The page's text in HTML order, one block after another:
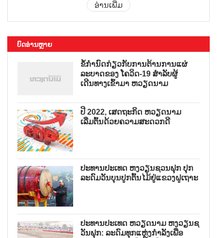
ອ່ານເພີ່ມ
ບົດອ່ານຫຼາຍ
ຂໍ້ກຳນົດກ່ຽວກັບການຕ້ານການແຜ່
ລະບາດຂອງ ໂຄວິດ-19 ສຳລັບຜູ້
ເດີນທາງເຂົ້າມາ ຫວຽດນາມ
ປີ 2022, ເສດຖະກິດ ຫວຽດນາມ
ເລີ່ມຕົ້ນດ້ວຍຄວາມສະດວກດີ
ປະທານປະເທດ ຫງວຽນຊວນຟຸກ ປຸກ
ລະດົມວັນບຸນປູກຕົ້ນໄມ້ຢູ່ແຂວງຝູເຖາະ
ປະທານປະເທດ ຫວຽດນາມ ຫງວຽນຊ
ວັນຟຸກ: ລະດົມທຸກແຫຼ່ງກຳລັງເພື່ອ